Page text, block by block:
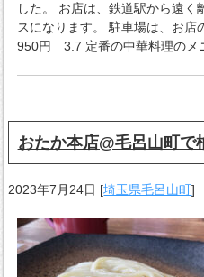
した。 お店は、鉄道駅から遠く
スになります。 駐車場は、お
950円 3.7 定番の中華料理のメ
おたか本店@毛呂山町で
2023年7月24日 [埼玉県毛呂山町]